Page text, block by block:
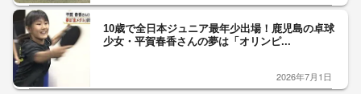
10歳で全日本ジュニア最年少出場！鹿児島の卓球
少女・平賀春香さんの夢は「オリンピ...
2026年7月1日